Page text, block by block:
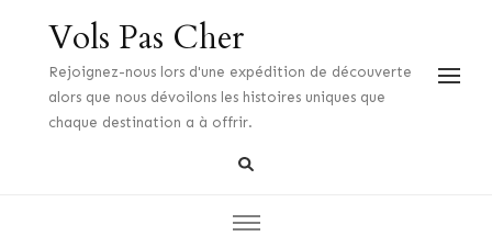
Vols Pas Cher
Rejoignez-nous lors d'une expédition de découverte
alors que nous dévoilons les histoires uniques que
chaque destination a à offrir.